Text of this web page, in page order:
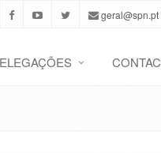
geral@spn.pt